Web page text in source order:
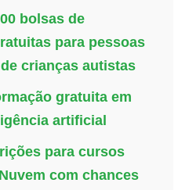
bolsas de
para pessoas
crianças autistas
gratuita em
artificial
para cursos
com chances